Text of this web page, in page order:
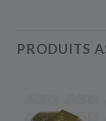
PRODUITS